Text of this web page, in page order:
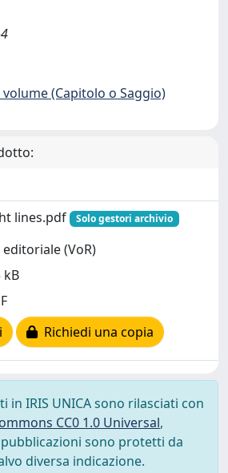
(Capitolo o Saggio)
lines.pdf
Solo gestori archivio
(VoR)
kB
Richiedi una copia
in IRIS UNICA sono rilasciati con
CC0 1.0 Universal,
sono protetti da
diversa indicazione.